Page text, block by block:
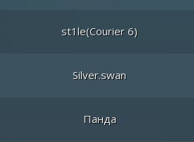
st1le(Courier 6)
Silver.swan
Панда